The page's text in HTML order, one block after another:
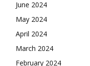
June 2024
May 2024
April 2024
March 2024
February 2024